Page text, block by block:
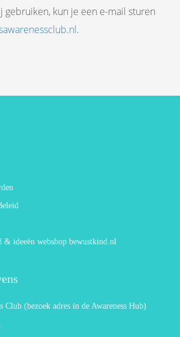
gebruiken, kun je een e-mail sturen
.
& ideeën webshop bewustkind.nl
Club (bezoek adres in de Awareness Hub)